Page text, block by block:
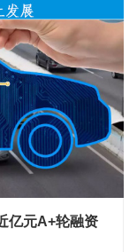
亿元A+轮融资